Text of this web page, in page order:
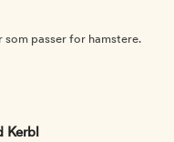
passer for hamstere.
Kerbl